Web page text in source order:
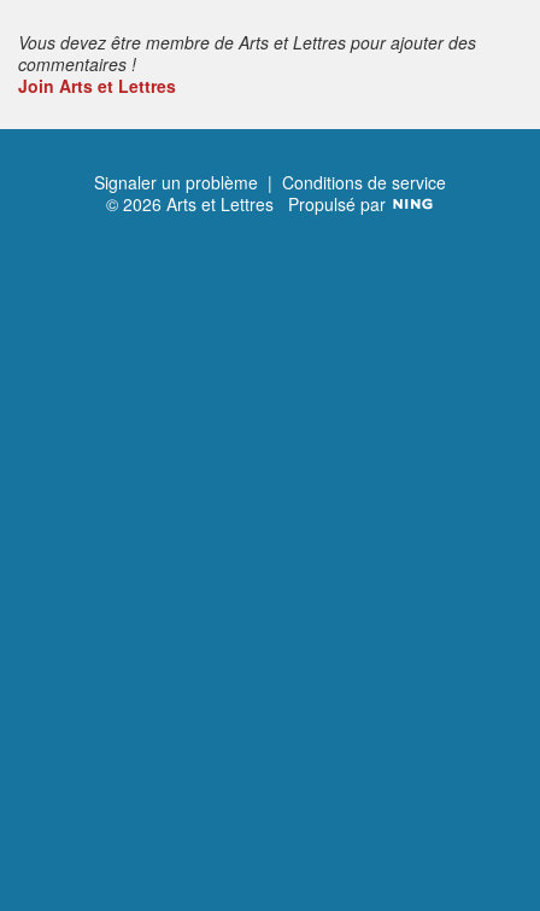
Vous devez être membre de Arts et Lettres pour ajouter des
commentaires !
Join Arts et Lettres
Signaler un problème | Conditions de service
© 2026 Arts et Lettres Propulsé par